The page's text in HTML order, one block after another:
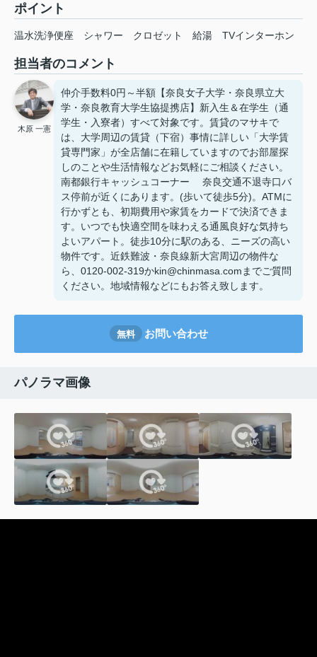
ポイント
温水洗浄便座 シャワー クロゼット 給湯 TVインターホン
担当者のコメント
木原 一憲
仲介手数料0円～半額【奈良女子大学・奈良県立大
学・奈良教育大学生協提携店】新入生＆在学生（通
学生・入寮者）すべて対象です。賃貸のマサキで
は、大学周辺の賃貸（下宿）事情に詳しい「大学賃
貸専門家」が全店舗に在籍していますのでお部屋探
しのことや生活情報などお気軽にご相談ください。
南都銀行キャッシュコーナー 奈良交通不退寺口バ
ス停前が近くにあります。(歩いて徒歩5分)。ATMに
行かずとも、初期費用や家賃をカードで決済できま
す。いつでも快適空間を味わえる通風良好な気持ち
よいアパート。徒歩10分に駅のある、ニーズの高い
物件です。近鉄難波・奈良線新大宮周辺の物件な
ら、0120-002-319かkin@chinmasa.comまでご質問
ください。地域情報などにもお答え致します。
無料 お問い合わせ
パノラマ画像